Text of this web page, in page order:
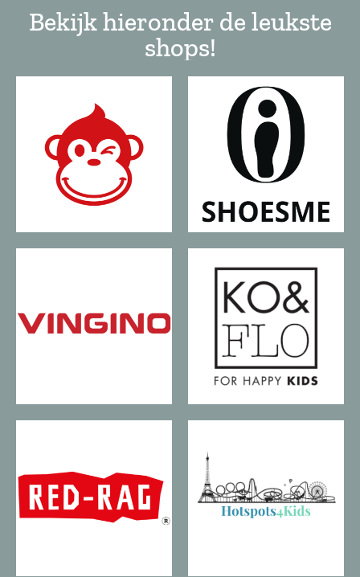
Bekijk hieronder de leukste
shops!